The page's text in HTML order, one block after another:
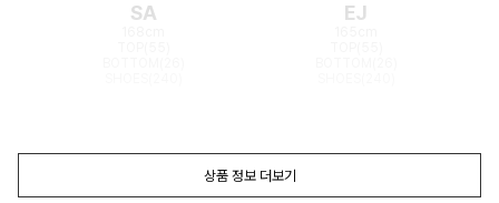
SA EJ
상품 정보 더보기